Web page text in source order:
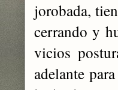
jorobada,
cerrando y
vicios
adelante